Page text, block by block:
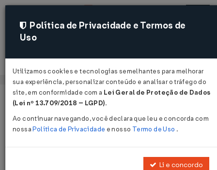
Acessar
Página Inicial Legislações
Decreto Nº 1771 DE 03/01/1996
Publicado no DOU em 4 jan 1996
Política de Privacidade e Termos de
Uso
Utilizamos cookies e tecnologias semelhantes para melhorar
sua experiência, personalizar conteúdo e analisar o tráfego do
site, em conformidade com a Lei Geral de Proteção de Dados
(Lei nº 13.709/2018 – LGPD).
Ao continuar navegando, você declara que leu e concorda com
nossaPolítica de Privacidade e nosso Termo de Uso .
Li e concordo